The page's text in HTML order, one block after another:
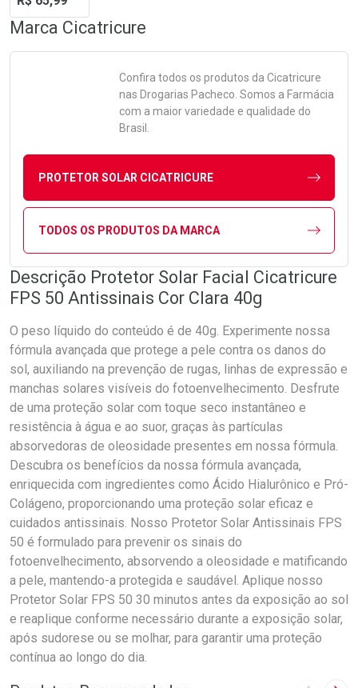
Marca Cicatricure
Confira todos os produtos da Cicatricure
nas Drogarias Pacheco. Somos a Farmácia
com a maior variedade e qualidade do
Brasil.
PROTETOR SOLAR CICATRICURE
TODOS OS PRODUTOS DA MARCA
Descrição Protetor Solar Facial Cicatricure
FPS 50 Antissinais Cor Clara 40g
O peso líquido do conteúdo é de 40g. Experimente nossa
fórmula avançada que protege a pele contra os danos do
sol, auxiliando na prevenção de rugas, linhas de expressão e
manchas solares visíveis do fotoenvelhecimento. Desfrute
de uma proteção solar com toque seco instantâneo e
resistência à água e ao suor, graças às partículas
absorvedoras de oleosidade presentes em nossa fórmula.
Descubra os benefícios da nossa fórmula avançada,
enriquecida com ingredientes como Ácido Hialurônico e Pró-
Colágeno, proporcionando uma proteção solar eficaz e
cuidados antissinais. Nosso Protetor Solar Antissinais FPS
50 é formulado para prevenir os sinais do
fotoenvelhecimento, absorvendo a oleosidade e matificando
a pele, mantendo-a protegida e saudável. Aplique nosso
Protetor Solar FPS 50 30 minutos antes da exposição ao sol
e reaplique conforme necessário durante a exposição solar,
após sudorese ou se molhar, para garantir uma proteção
contínua ao longo do dia.